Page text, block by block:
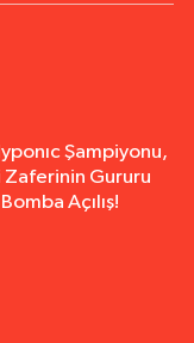
Şampiyonu,
Zaferinin Gururu
Açılış!